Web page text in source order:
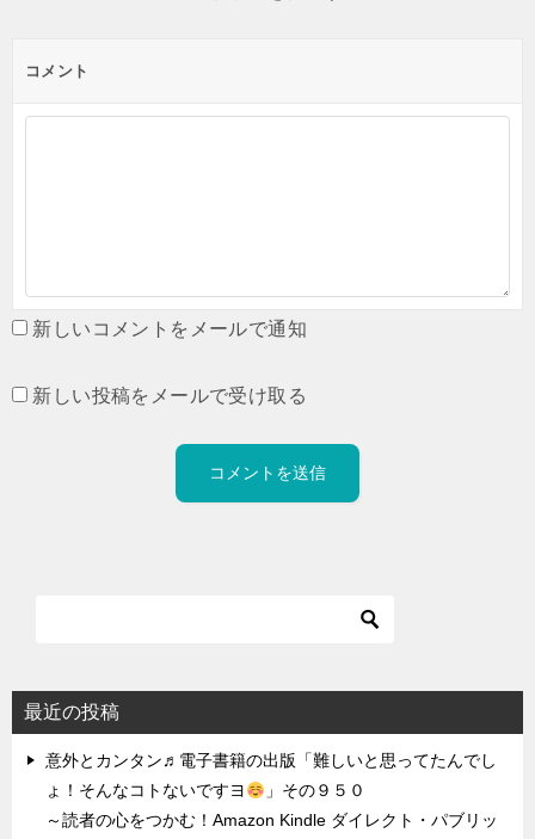
コメント
新しいコメントをメールで通知
新しい投稿をメールで受け取る
最近の投稿
意外とカンタン♬電子書籍の出版「難しいと思ってたんでし
ょ！そんなコトないですヨ
」その９５０
～読者の心をつかむ！Amazon Kindle ダイレクト・パブリッ